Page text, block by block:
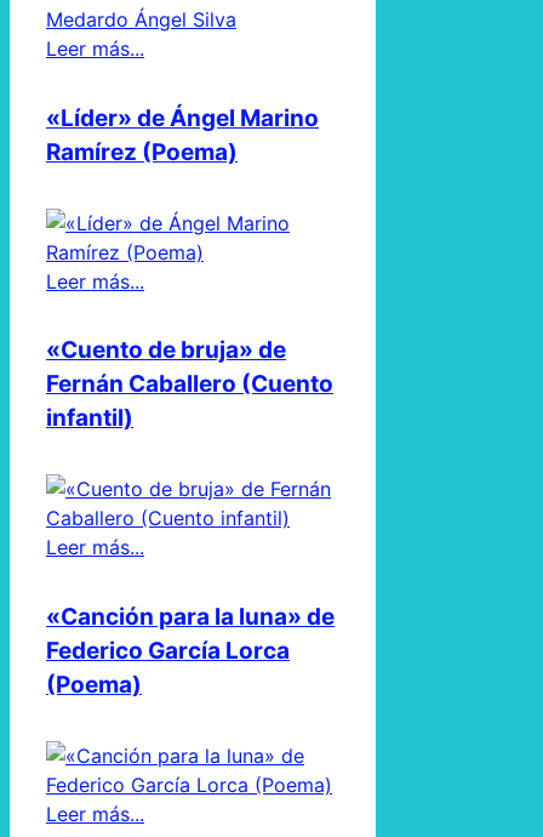
Leer más...
«Líder» de Ángel Marino
Ramírez (Poema)
Leer más...
«Cuento de bruja» de
Fernán Caballero (Cuento
infantil)
Leer más...
«Canción para la luna» de
Federico García Lorca
(Poema)
Leer más...